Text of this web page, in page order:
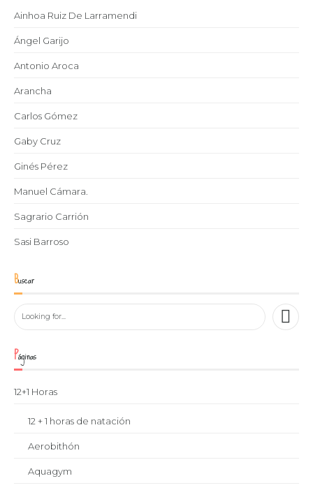
Ainhoa Ruiz De Larramendi
Ángel Garijo
Antonio Aroca
Arancha
Carlos Gómez
Gaby Cruz
Ginés Pérez
Manuel Cámara.
Sagrario Carrión
Sasi Barroso
Buscar
Páginas
12+1 Horas
12 + 1 horas de natación
Aerobithón
Aquagym